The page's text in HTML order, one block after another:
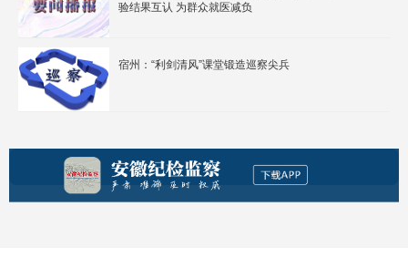
验结果互认 为群众就医减负
宿州：“利剑清风”课堂锻造巡察尖兵